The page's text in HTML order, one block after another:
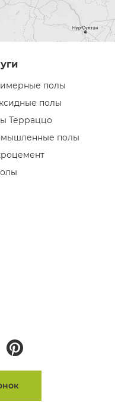
полы
полы
Терраццо
полы